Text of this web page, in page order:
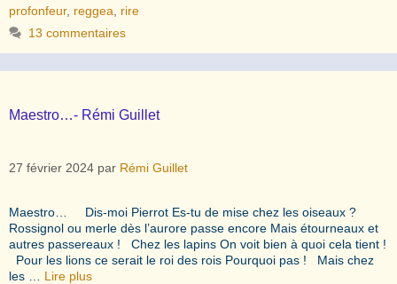
profonfeur, reggea
rire
13 commentaires
Maestro…- Rémi Guillet
27 février 2024 par Rémi Guillet
Maestro… Dis-moi Pierrot Es-tu de mise chez les oiseaux ?
Rossignol ou merle dès l’aurore passe encore Mais étourneaux et
autres passereaux ! Chez les lapins On voit bien à quoi cela tient !
Pour les lions ce serait le roi des rois Pourquoi pas ! Mais chez
les … Lire plus